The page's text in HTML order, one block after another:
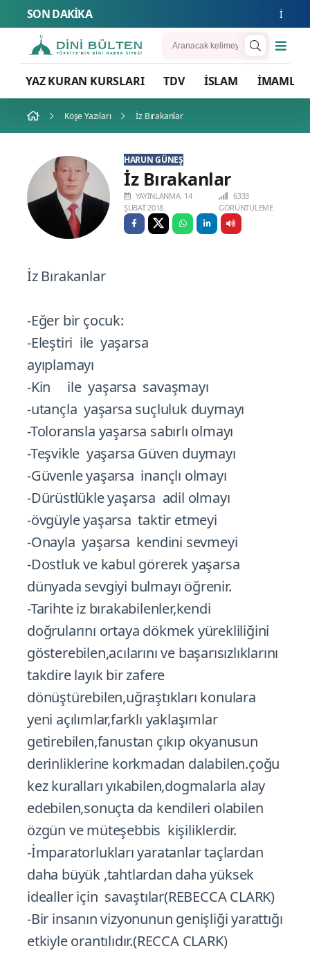
SON DAKİKA İslam
YAZ KURAN KURSLARI TDV İSLAM İMAMLAR
Köşe Yazıları İz Bırakanlar
HARUN GÜNEŞ
İz Bırakanlar
YAYINLANMA: 14
ŞUBAT 2018
6333
GÖRÜNTÜLEME
İz Bırakanlar
-Eğer bir çocuk:
-Eleştiri ile yaşarsa
ayıplamayı
-Kin ile yaşarsa savaşmayı
-utançla yaşarsa suçluluk duymayı
-Toloransla yaşarsa sabırlı olmayı
-Teşvikle yaşarsa Güven duymayı
-Güvenle yaşarsa inançlı olmayı
-Dürüstlükle yaşarsa adil olmayı
-övgüyle yaşarsa taktir etmeyi
-Onayla yaşarsa kendini sevmeyi
-Dostluk ve kabul görerek yaşarsa
dünyada sevgiyi bulmayı öğrenir.
-Tarihte iz bırakabilenler,kendi
doğrularını ortaya dökmek yürekliliğini
gösterebilen,acılarını ve başarısızlıklarını
takdire layık bir zafere
dönüştürebilen,uğraştıkları konulara
yeni açılımlar,farklı yaklaşımlar
getirebilen,fanustan çıkıp okyanusun
derinliklerine korkmadan dalabilen.çoğu
kez kuralları yıkabilen,dogmalarla alay
edebilen,sonuçta da kendileri olabilen
özgün ve müteşebbis kişiliklerdir.
-İmparatorlukları yaratanlar taçlardan
daha büyük ,tahtlardan daha yüksek
idealler için savaştılar(REBECCA CLARK)
-Bir insanın vizyonunun genişliği yarattığı
etkiyle orantılıdır.(RECCA CLARK)